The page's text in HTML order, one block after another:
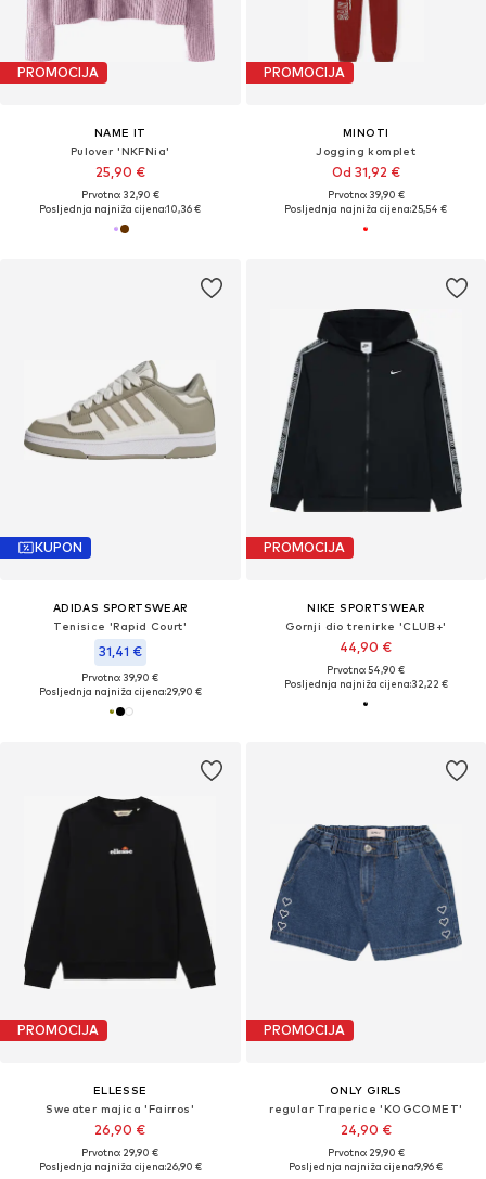
PROMOCIJA
NAME IT
Pulover 'NKFNia'
25,90 €
Prvotno: 32,90 €
Posljednja najniža cijena:10,36 €
PROMOCIJA
MINOTI
Jogging komplet
Od 31,92 €
Prvotno: 39,90 €
Posljednja najniža cijena:25,54 €
KUPON
ADIDAS SPORTSWEAR
Tenisice 'Rapid Court'
31,41 €
Prvotno: 39,90 €
Posljednja najniža cijena:29,90 €
PROMOCIJA
NIKE SPORTSWEAR
Gornji dio trenirke 'CLUB+'
44,90 €
Prvotno: 54,90 €
Posljednja najniža cijena:32,22 €
PROMOCIJA
ELLESSE
Sweater majica 'Fairros'
26,90 €
Prvotno: 29,90 €
Posljednja najniža cijena:26,90 €
PROMOCIJA
ONLY GIRLS
regular Traperice 'KOGCOMET'
24,90 €
Prvotno: 29,90 €
Posljednja najniža cijena:9,96 €